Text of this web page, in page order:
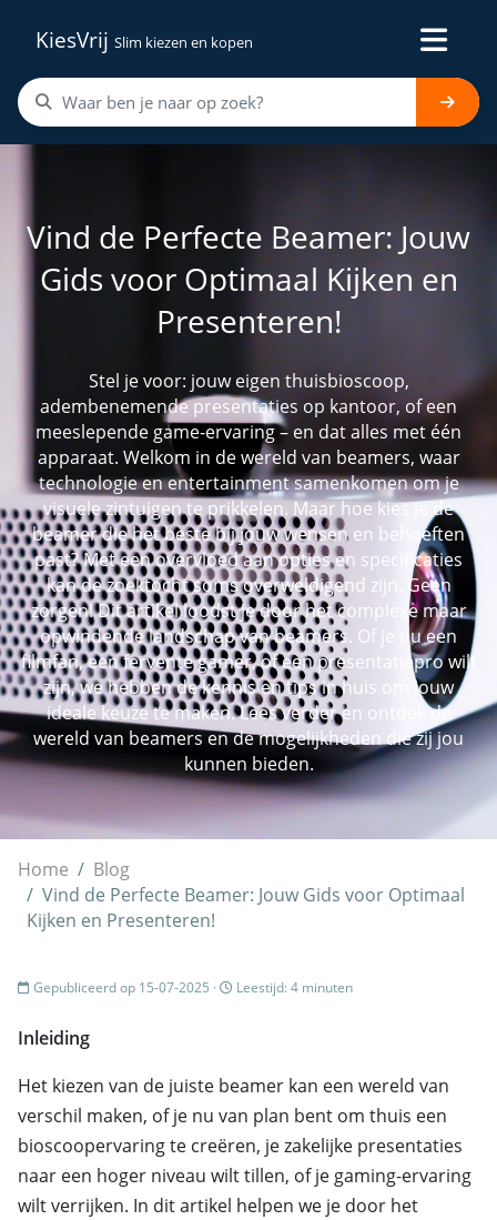
KiesVrij Slim kiezen en kopen
Vind de Perfecte Beamer: Jouw
Gids voor Optimaal Kijken en
Presenteren!
Stel je voor: jouw eigen thuisbioscoop,
adembenemende presentaties op kantoor, of een
meeslepende game-ervaring – en dat alles met één
apparaat. Welkom in de wereld van beamers, waar
technologie en entertainment samenkomen om je
visuele zintuigen te prikkelen. Maar hoe kies je de
beamer die het beste bij jouw wensen en behoeften
past? Met een overvloed aan opties en specificaties
kan de zoektocht soms overweldigend zijn. Geen
zorgen! Dit artikel loodst je door het complexe maar
opwindende landschap van beamers. Of je nu een
filmfan, een fervente gamer, of een presentatiepro wilt
zijn, we hebben de kennis en tips in huis om jouw
ideale keuze te maken. Lees verder en ontdek de
wereld van beamers en de mogelijkheden die zij jou
kunnen bieden.
Home
Blog
Vind de Perfecte Beamer: Jouw Gids voor Optimaal
Kijken en Presenteren!
Gepubliceerd op 15-07-2025 · Leestijd: 4 minuten
Inleiding
Het kiezen van de juiste beamer kan een wereld van
verschil maken, of je nu van plan bent om thuis een
bioscoopervaring te creëren, je zakelijke presentaties
naar een hoger niveau wilt tillen, of je gaming-ervaring
wilt verrijken. In dit artikel helpen we je door het